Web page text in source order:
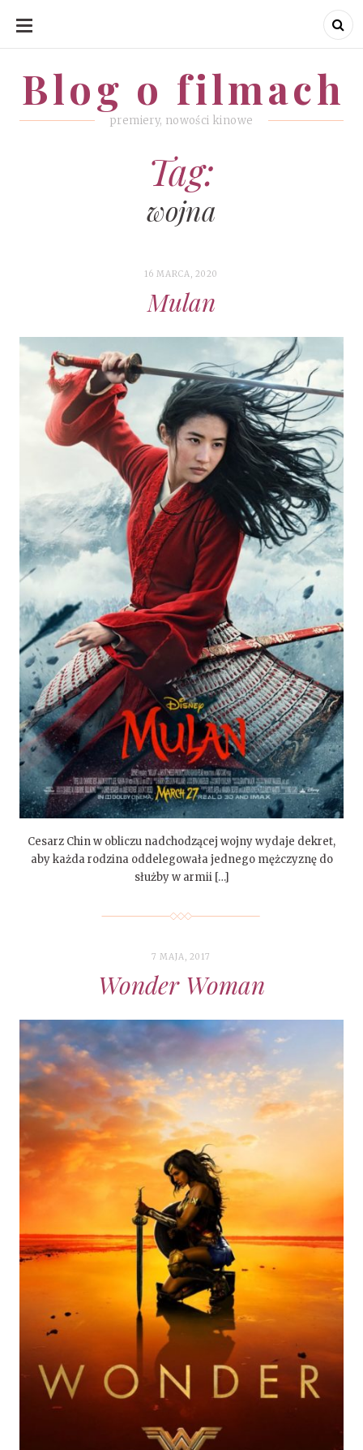
SKIP
CONTENT
Blog o filmach
premiery, nowości kinowe
Blog o filmach
Tag:
wojna
16 MARCA, 2020
Mulan
Cesarz Chin w obliczu nadchodzącej wojny wydaje dekret,
aby każda rodzina oddelegowała jednego mężczyznę do
służby w armii […]
7 MAJA, 2017
Wonder Woman